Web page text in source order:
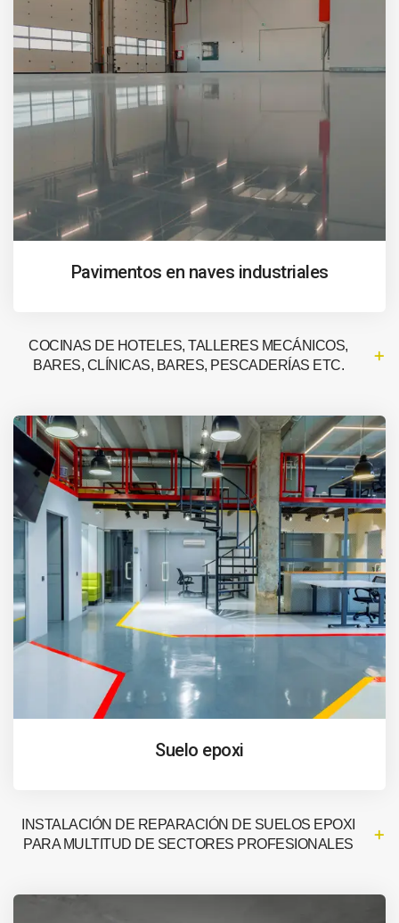
Pavimentos en naves industriales
COCINAS DE HOTELES, TALLERES MECÁNICOS,
BARES, CLÍNICAS, BARES, PESCADERÍAS ETC.
Suelo epoxi
INSTALACIÓN DE REPARACIÓN DE SUELOS EPOXI
PARA MULTITUD DE SECTORES PROFESIONALES